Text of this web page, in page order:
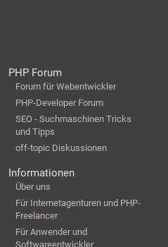
PHP Forum
Forum für Webentwickler
PHP-Developer Forum
SEO - Suchmaschinen Tricks
und Tipps
off-topic Diskussionen
Informationen
Über uns
Für Internetagenturen und PHP-
Freelancer
Für Anwender und
Softwareentwickler